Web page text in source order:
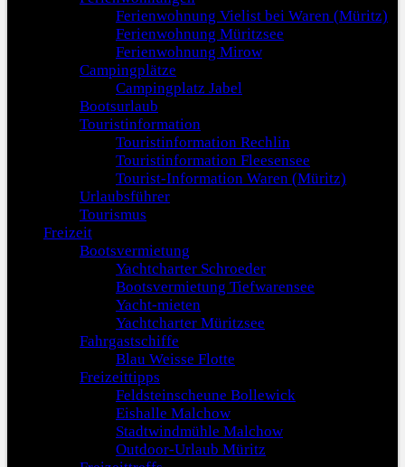
Ferienwohnung Vielist bei Waren (Müritz)
Ferienwohnung Müritzsee
Ferienwohnung Mirow
Campingplätze
Campingplatz Jabel
Bootsurlaub
Touristinformation
Touristinformation Rechlin
Touristinformation Fleesensee
Tourist-Information Waren (Müritz)
Urlaubsführer
Tourismus
Freizeit
Bootsvermietung
Yachtcharter Schroeder
Bootsvermietung Tiefwarensee
Yacht-mieten
Yachtcharter Müritzsee
Fahrgastschiffe
Blau Weisse Flotte
Freizeittipps
Feldsteinscheune Bollewick
Eishalle Malchow
Stadtwindmühle Malchow
Outdoor-Urlaub Müritz